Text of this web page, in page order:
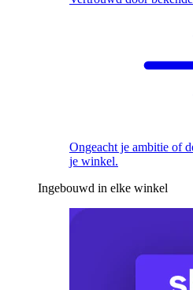
Ongeacht je ambitie of
je winkel.
Ingebouwd in elke winkel